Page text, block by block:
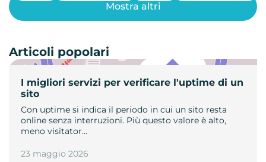
I migliori servizi per verificare l'uptime di un
sito
Con uptime si indica il periodo in cui un sito resta
online senza interruzioni. Più questo valore è alto,
meno visitator…
23 maggio 2026
Mostra altri
Articoli popolari